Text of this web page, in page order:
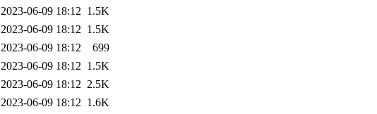
2023-06-09 18:12 1.5K
2023-06-09 18:12 1.5K
2023-06-09 18:12
699
2023-06-09 18:12 1.5K
2023-06-09 18:12 2.5K
2023-06-09 18:12 1.6K